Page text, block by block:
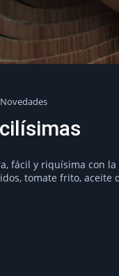
Novedades
fácil y riquísima con
tomate frito,